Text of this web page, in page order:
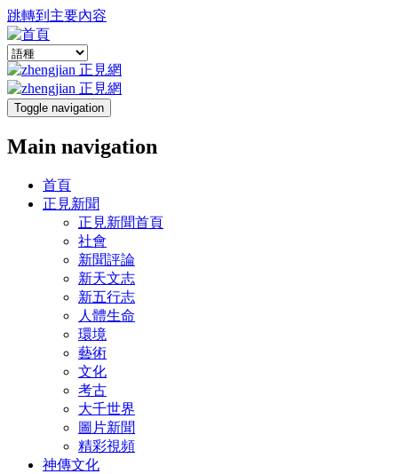
跳轉到主要內容
Toggle navigation
Main navigation
首頁
正見新聞
正見新聞首頁
社會
新聞評論
新天文志
新五行志
人體生命
環境
藝術
文化
考古
大千世界
圖片新聞
精彩視頻
神傳文化